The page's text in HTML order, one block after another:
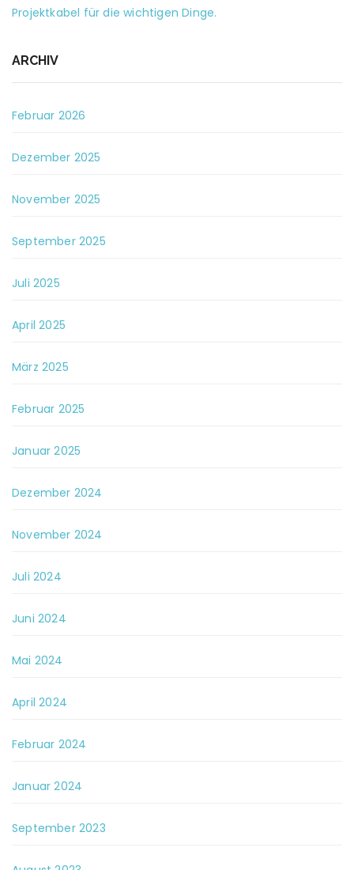
Projektkabel für die wichtigen Dinge.
ARCHIV
Februar 2026
Dezember 2025
November 2025
September 2025
Juli 2025
April 2025
März 2025
Februar 2025
Januar 2025
Dezember 2024
November 2024
Juli 2024
Juni 2024
Mai 2024
April 2024
Februar 2024
Januar 2024
September 2023